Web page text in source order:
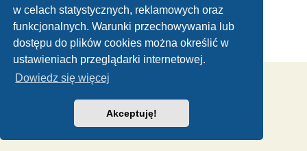
w celach statystycznych, reklamowych oraz
funkcjonalnych. Warunki przechowywania lub
dostępu do plików cookies można określić w
ustawieniach przeglądarki internetowej.
Dowiedz się więcej
Akceptuję!
Dinozaury.com© 2006-2020
Technologię dostarczaphpBB® Forum Software © phpBB Limited
Zasady ochrony danych osobowych|Regulamin